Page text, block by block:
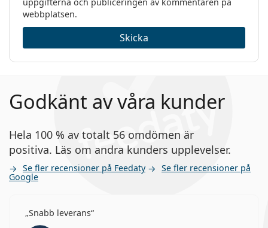
webbplatsen.
Skicka
Godkänt av våra kunder
Hela 100 % av totalt 56 omdömen är
positiva. Läs om andra kunders upplevelser.
Se fler recensioner på Feedaty Se fler recensioner på
Google
Snabb leverans